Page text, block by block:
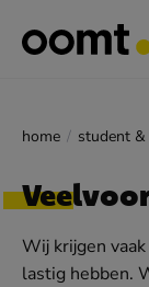
home student &
Wij krijgen
lastig hebben.